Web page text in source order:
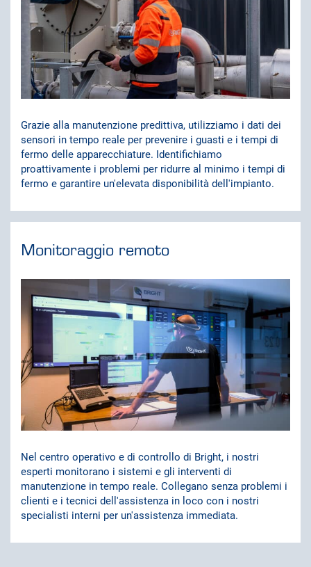
Grazie alla manutenzione predittiva, utilizziamo i dati dei
sensori in tempo reale per prevenire i guasti e i tempi di
fermo delle apparecchiature. Identifichiamo
proattivamente i problemi per ridurre al minimo i tempi di
fermo e garantire un'elevata disponibilità dell'impianto.
Monitoraggio remoto
Nel centro operativo e di controllo di Bright, i nostri
esperti monitorano i sistemi e gli interventi di
manutenzione in tempo reale. Collegano senza problemi i
clienti e i tecnici dell'assistenza in loco con i nostri
specialisti interni per un'assistenza immediata.